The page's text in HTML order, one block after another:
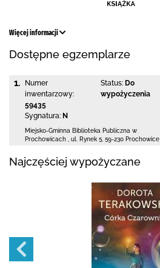
Więcej informacji
Dostępne egzemplarze
1.
Numer
inwentarzowy:
59435
Sygnatura: N
Status: Do
wypożyczenia
Miejsko-Gminna Biblioteka Publiczna w
Prochowicach
ul. Rynek 5 59-230 Prochowice
Najczęściej wypożyczane